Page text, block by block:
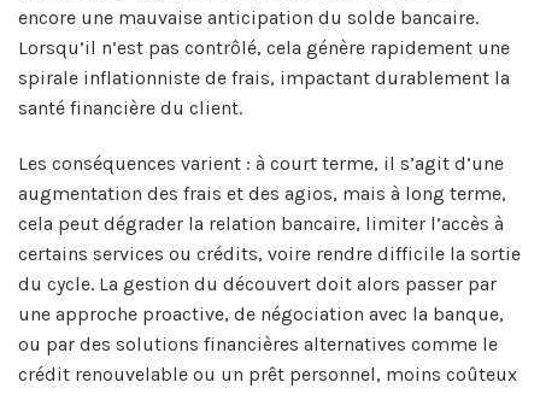
encore une mauvaise anticipation du solde bancaire.
Lorsqu’il n’est pas contrôlé, cela génère rapidement une
spirale inflationniste de frais, impactant durablement la
santé financière du client.
Les conséquences varient : à court terme, il s’agit d’une
augmentation des frais et des agios, mais à long terme,
cela peut dégrader la relation bancaire, limiter l’accès à
certains services ou crédits, voire rendre difficile la sortie
du cycle. La gestion du découvert doit alors passer par
une approche proactive, de négociation avec la banque,
ou par des solutions financières alternatives comme le
crédit renouvelable ou un prêt personnel, moins coûteux